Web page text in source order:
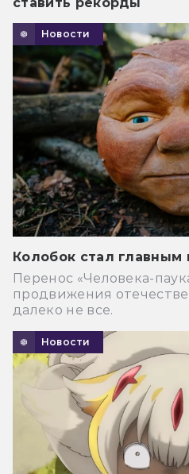
Новости
Колобок стал главным
Перенос «Человека-
продвижения
далеко не все.
Новости